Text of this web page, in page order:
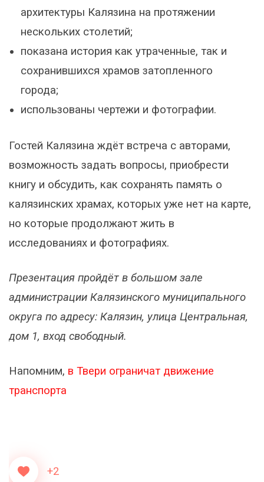
архитектуры Калязина на протяжении
нескольких столетий;
показана история как утраченные, так и
сохранившихся храмов затопленного
города;
использованы чертежи и фотографии.
Гостей Калязина ждёт встреча с авторами,
возможность задать вопросы, приобрести
книгу и обсудить, как сохранять память о
калязинских храмах, которых уже нет на карте,
но которые продолжают жить в
исследованиях и фотографиях.
Презентация пройдёт в большом зале
администрации Калязинского муниципального
округа по адресу: Калязин, улица Центральная,
дом 1, вход свободный.
Напомним, в Твери ограничат движение
транспорта
+2